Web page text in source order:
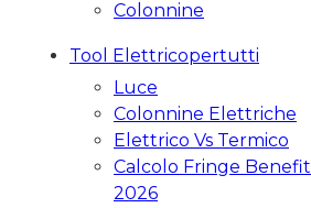
Colonnine
Tool Elettricopertutti
Luce
Colonnine Elettriche
Elettrico Vs Termico
Calcolo Fringe Benefit
2026